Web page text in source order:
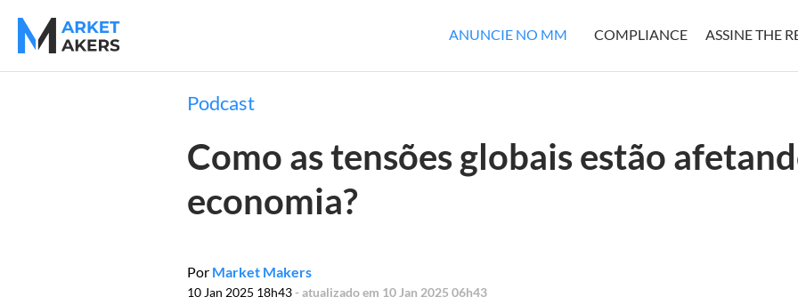
ANUNCIE NO MM COMPLIANCE ASSINE THE
Podcast
Como as tensões globais estão
economia?
Por Market Makers
10 Jan 2025 18h43- atualizado em 10 Jan 2025 06h43